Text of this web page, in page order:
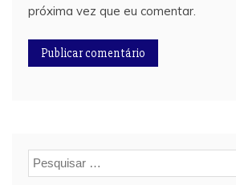
próxima vez que eu comentar.
Pesquisar
por: